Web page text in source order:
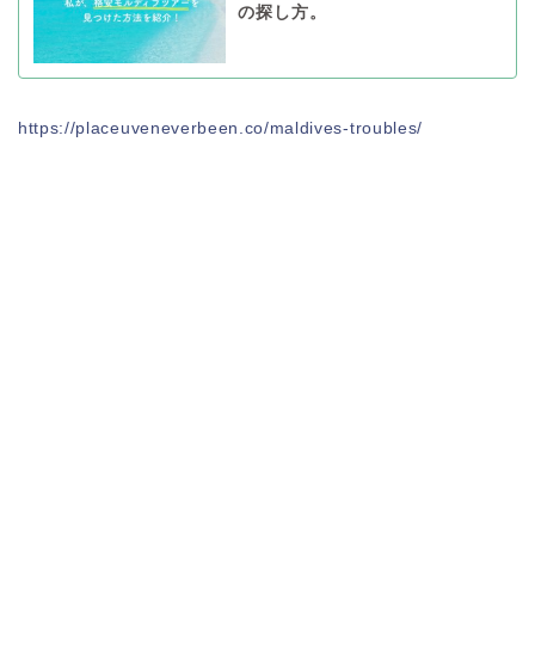
の探し方。
https://placeuveneverbeen.co/maldives-troubles/